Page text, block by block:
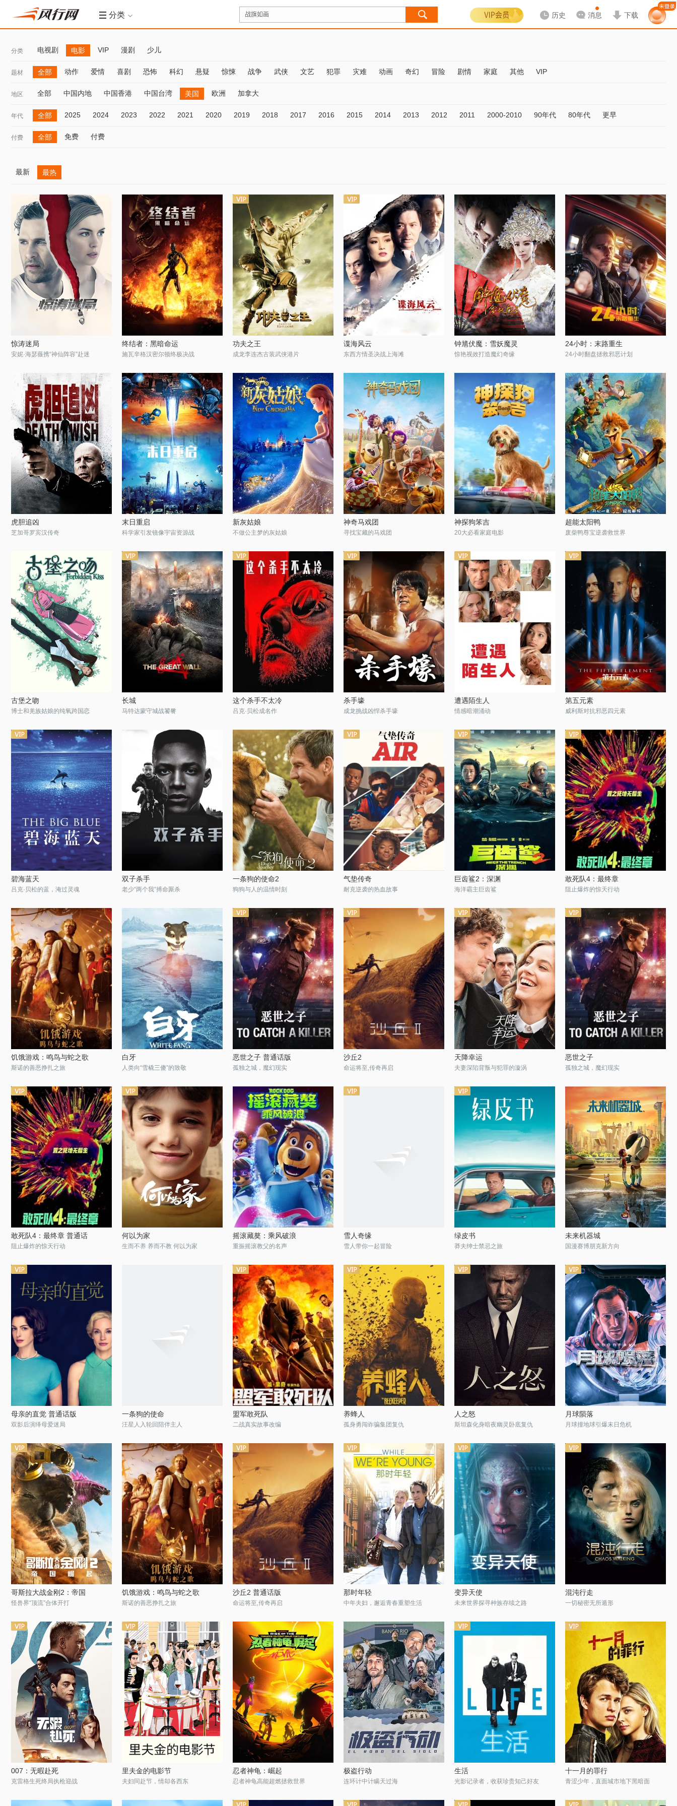
分类 历史 消息 下载
分类 电视剧 电影 VIP 漫剧 少儿
题材 全部 动作 爱情 喜剧 恐怖 科幻 悬疑 惊悚 战争 武侠 文艺 犯罪 灾难 动画 奇幻 冒险 剧情 家庭 其他 VIP
地区 全部 中国内地 中国香港 中国台湾 美国 欧洲 加拿大
年代 全部 2025 2024 2023 2022 2021 2020 2019 2018 2017 2016 2015 2014 2013 2012 2011 2000-2010 90年代 80年代 更早
付费 全部 免费 付费
最新 最热
惊涛迷局
安妮·海瑟薇携“神仙阵容”赴迷
终结者：黑暗命运
施瓦辛格汉密尔顿终极决战
功夫之王
成龙李连杰古装武侠港片
谍海风云
东西方情圣决战上海滩
钟馗伏魔：雪妖魔灵
惊艳视效打造魔幻奇缘
24小时：末路重生
24小时翻盘拯救邪恶计划
虎胆追凶
芝加哥罗宾汉传奇
末日重启
科学家引发镜像宇宙资源战
新灰姑娘
不做公主梦的灰姑娘
神奇马戏团
寻找宝藏的马戏团
神探狗笨吉
20大必看家庭电影
超能太阳鸭
废柴鸭尊宝逆袭救世界
古堡之吻
博士和羌族姑娘的纯氧跨国恋
长城
马特达蒙守城战饕餮
这个杀手不太冷
吕克·贝松成名作
杀手壕
成龙挑战凶悍杀手壕
遭遇陌生人
情感暗潮涌动
第五元素
威利斯对抗邪恶四元素
碧海蓝天
吕克·贝松的蓝，淹过灵魂
双子杀手
老少“两个我”搏命厮杀
一条狗的使命2
狗狗与人的温情时刻
气垫传奇
耐克逆袭的热血故事
巨齿鲨2：深渊
海洋霸主巨齿鲨
敢死队4：最终章
阻止爆炸的惊天行动
饥饿游戏：鸣鸟与蛇之歌
斯诺的善恶挣扎之旅
白牙
人类向“雪橇三傻”的致敬
恶世之子 普通话版
孤独之城，魔幻现实
沙丘2
命运将至,传奇再启
天降幸运
夫妻深陷背叛与犯罪的漩涡
恶世之子
孤独之城，魔幻现实
敢死队4：最终章 普通话
阻止爆炸的惊天行动
何以为家
生而不养 养而不教 何以为家
摇滚藏獒：乘风破浪
重振摇滚教父的名声
雪人奇缘
雪人带你一起冒险
绿皮书
莽夫绅士禁忌之旅
未来机器城
国漫赛博朋克新方向
母亲的直觉 普通话版
双影后演绎母爱迷局
一条狗的使命
汪星人入轮回陪伴主人
盟军敢死队
二战真实故事改编
养蜂人
孤身勇闯诈骗集团复仇
人之怒
斯坦森化身暗夜幽灵卧底复仇
月球陨落
月球撞地球引爆末日危机
哥斯拉大战金刚2：帝国
怪兽界“顶流”合体开打
饥饿游戏：鸣鸟与蛇之歌
斯诺的善恶挣扎之旅
沙丘2 普通话版
命运将至,传奇再启
那时年轻
中年夫妇，邂逅青春重塑生活
变异天使
未来世界探寻种族存续之路
混沌行走
一切秘密无所遁形
007：无暇赴死
克雷格生死终局执枪迎战
里夫金的电影节
夫妇同赴节，情却各西东
忍者神龟：崛起
忍者神龟高能超燃拯救世界
极盗行动
连环计中计瞒天过海
生活
光影记录者，收获珍贵知己好友
十一月的罪行
青涩少年，直面城市地下黑暗面